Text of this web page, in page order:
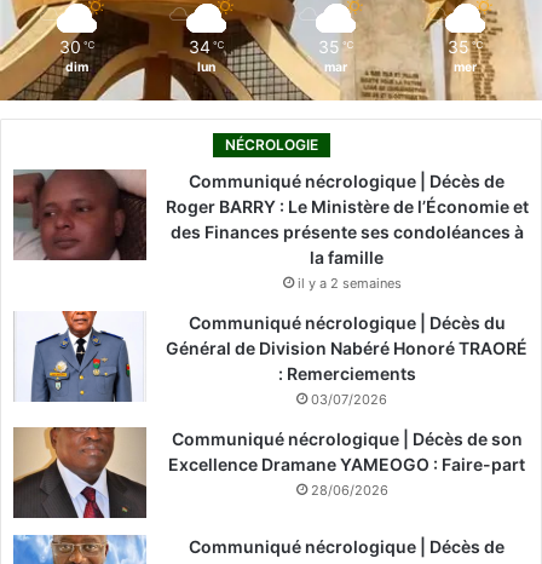
30 ℃
dim
34 ℃
lun
35 ℃
mar
35 ℃
mer
NÉCROLOGIE
Communiqué nécrologique | Décès de
Roger BARRY : Le Ministère de l’Économie et
des Finances présente ses condoléances à
la famille
il y a 2 semaines
Communiqué nécrologique | Décès du
Général de Division Nabéré Honoré TRAORÉ
: Remerciements
03/07/2026
Communiqué nécrologique | Décès de son
Excellence Dramane YAMEOGO : Faire-part
28/06/2026
Communiqué nécrologique | Décès de